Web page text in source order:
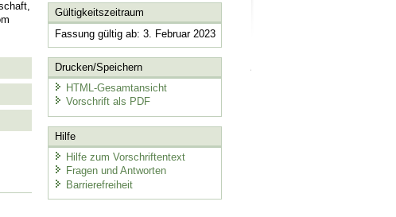
Gültigkeitszeitraum
Fassung gültig ab: 3. Februar 2023
Drucken/Speichern
HTML-Gesamtansicht
Vorschrift als PDF
Hilfe
Hilfe zum Vorschriftentext
Fragen und Antworten
Barrierefreiheit